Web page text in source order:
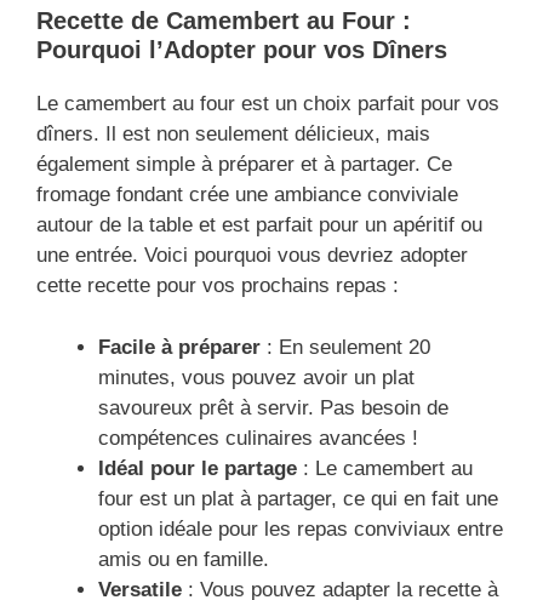
Recette de Camembert au Four :
Pourquoi l’Adopter pour vos Dîners
Le camembert au four est un choix parfait pour vos
dîners. Il est non seulement délicieux, mais
également simple à préparer et à partager. Ce
fromage fondant crée une ambiance conviviale
autour de la table et est parfait pour un apéritif ou
une entrée. Voici pourquoi vous devriez adopter
cette recette pour vos prochains repas :
Facile à préparer : En seulement 20
minutes, vous pouvez avoir un plat
savoureux prêt à servir. Pas besoin de
compétences culinaires avancées !
Idéal pour le partage : Le camembert au
four est un plat à partager, ce qui en fait une
option idéale pour les repas conviviaux entre
amis ou en famille.
Versatile : Vous pouvez adapter la recette à